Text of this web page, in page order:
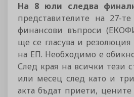
На 8 юли следва
представителите на 27-
финансови въпроси
ще се гласува и резолюция
на ЕП. Необходимо е
След края на всички тези
или месец след като и
акта бъдат приети, цените